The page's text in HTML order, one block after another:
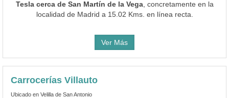
Tesla cerca de San Martín de la Vega, concretamente en la
localidad de Madrid a 15.02 Kms. en línea recta.
Ver Más
Carrocerías Villauto
Ubicado en Velilla de San Antonio